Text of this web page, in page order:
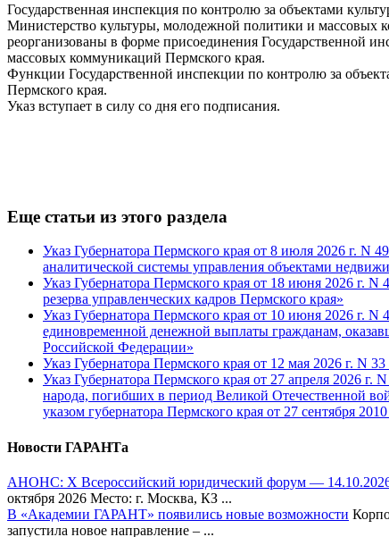
Государственная инспекция по контролю за объектами
Министерство культуры, молодежной политики и массовых
реорганизованы в форме присоединения Государственной
массовых коммуникаций Пермского края.
Функции Государственной инспекции по контролю за
Пермского края.
Указ вступает в силу со дня его подписания.
Еще статьи из этого раздела
Указ Губернатора Пермского края от 8 июля 2026 г. N
аналитической системы управления объектами
Указ Губернатора Пермского края от 18 июня 2026 г.
резерва управленческих кадров Пермского края»
Указ Губернатора Пермского края от 10 июня 2026 г.
единовременной денежной выплаты гражданам,
Российской Федерации»
Указ Губернатора Пермского края от 12 мая 2026 г. N
Указ Губернатора Пермского края от 27 апреля 2026
народа, погибших в период Великой Отечественной
указом губернатора Пермского края от 27 сентября
Новости ГАРАНТа
АНОНС: Х Всероссийский юридический форум —
октября 2026 Место: г. Москва, КЗ ...
В «Академии ГАРАНТ» появились новые возможности
запустила новое направление – ...